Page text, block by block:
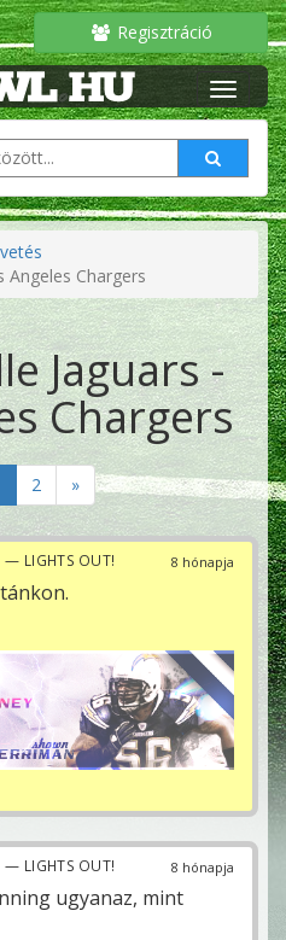
Regisztráció
Angeles Chargers
Jaguars -
Chargers
2 »
8 hónapja
— LIGHTS OUT!
8 hónapja
— LIGHTS OUT!
ugyanaz, mint